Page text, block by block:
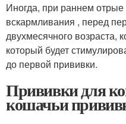
Иногда, при раннем отрые
вскармливания , перед
двухмесячного возраста,
который будет
до первой прививки.
Прививки для
кошачьи